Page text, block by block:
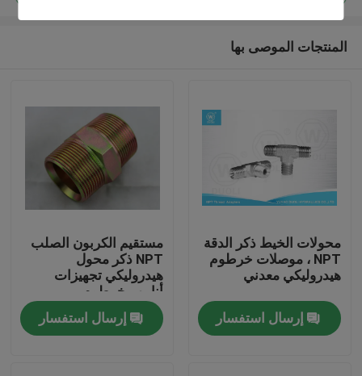
منزل، بيت
المنتجات الموصى بها
محولات الخيط ذكر الدقة
NPT ، موصلات خرطوم
هيدروليكي معدني
إرسال استفسار
مستقيم الكربون الصلب
NPT ذكر محول
هيدروليكي تجهيزات
أنابيب خرطوم
هيدروليكي
إرسال استفسار